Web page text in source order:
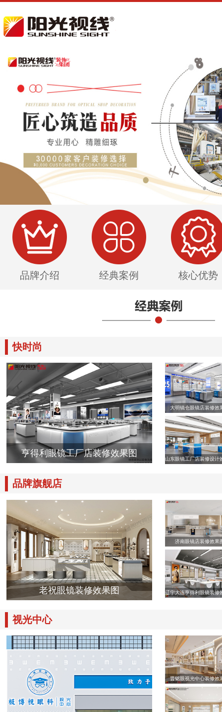
品牌介绍 经典案例 核心优势
快时尚
亨得利眼镜工厂店装修效果图
大明镜仓眼镜店装修效
山东眼镜工厂店装修设计
品牌旗舰店
老祝眼镜装修效果图
济南眼镜店装修效果
辽宁大连亨得利眼镜装修
视光中心
晋铭眼视光中心装修效